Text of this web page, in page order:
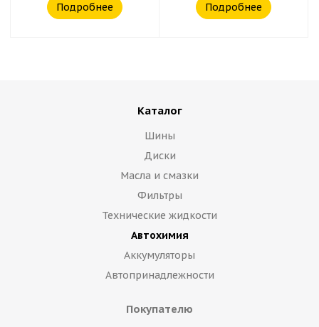
Подробнее Подробнее
Каталог
Шины
Диски
Масла и смазки
Фильтры
Технические жидкости
Автохимия
Аккумуляторы
Автопринадлежности
Покупателю